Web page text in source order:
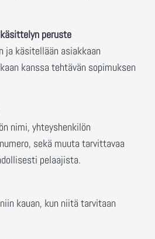
peruste
ja käsitellään asiakkaan
kanssa tehtävän sopimuksen
nimi, yhteyshenkilön
sekä muuta tarvittavaa
pelaajista.
kauan, kun niitä tarvitaan